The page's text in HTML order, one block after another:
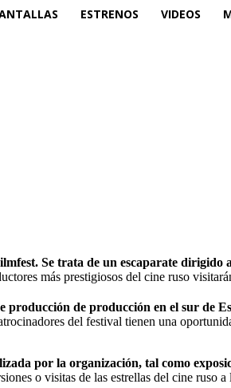
ESTRENOS VIDEOS
Se trata de un escaparate dirigido
más prestigiosos del cine ruso
de producción en el sur de
del festival tienen una
por la organización, tal como
o visitas de las estrellas del cine ruso a